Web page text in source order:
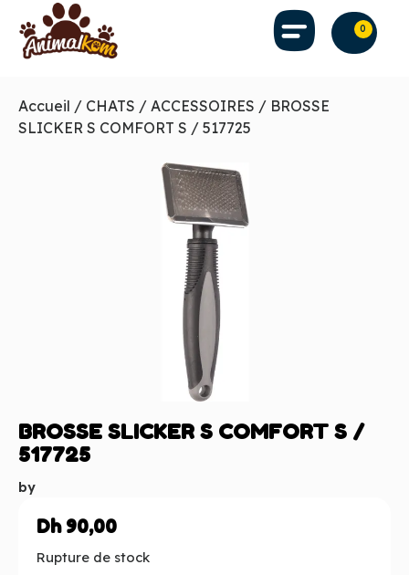
0
Accueil / CHATS / ACCESSOIRES / BROSSE
SLICKER S COMFORT S / 517725
BROSSE SLICKER S COMFORT S /
517725
by
Dh90,00
Rupture de stock